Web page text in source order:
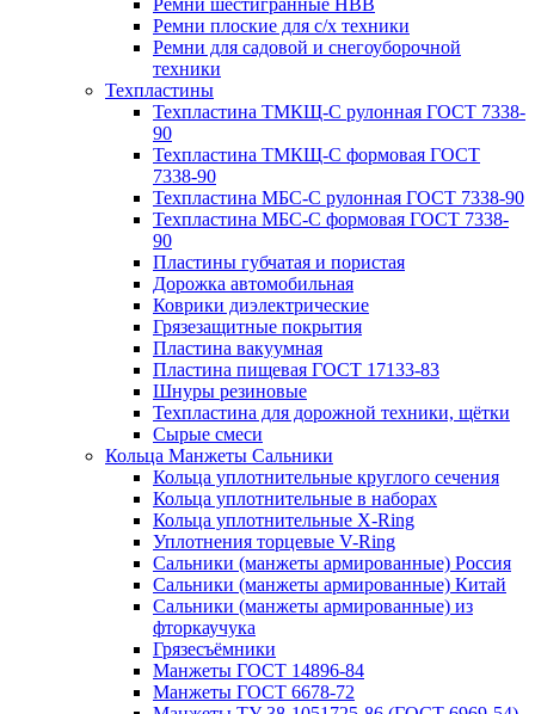
Ремни шестигранные HBB
Ремни плоские для с/х техники
Ремни для садовой и снегоуборочной
техники
Техпластины
Техпластина ТМКЩ-С рулонная ГОСТ 7338-
90
Техпластина ТМКЩ-С формовая ГОСТ
7338-90
Техпластина МБС-С рулонная ГОСТ 7338-90
Техпластина МБС-С формовая ГОСТ 7338-
90
Пластины губчатая и пористая
Дорожка автомобильная
Коврики диэлектрические
Грязезащитные покрытия
Пластина вакуумная
Пластина пищевая ГОСТ 17133-83
Шнуры резиновые
Техпластина для дорожной техники, щётки
Сырые смеси
Кольца Манжеты Сальники
Кольца уплотнительные круглого сечения
Кольца уплотнительные в наборах
Кольца уплотнительные Х-Ring
Уплотнения торцевые V-Ring
Сальники (манжеты армированные) Россия
Сальники (манжеты армированные) Китай
Сальники (манжеты армированные) из
фторкаучука
Грязесъёмники
Манжеты ГОСТ 14896-84
Манжеты ГОСТ 6678-72